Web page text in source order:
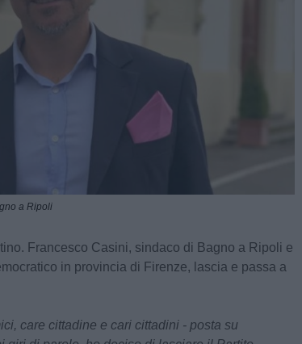
a Ripoli
Francesco Casini, sindaco di Bagno a Ripoli e
in provincia di Firenze, lascia e passa a
care cittadine e cari cittadini - posta su